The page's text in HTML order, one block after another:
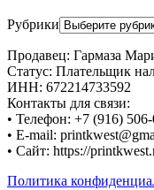
Рубрики
Продавец: Гармаза
Статус: Плательщик
ИНН: 672214733592
Контакты для связи:
• Телефон: +7 (916)
• E-mail:
• Сайт: https://
Политика